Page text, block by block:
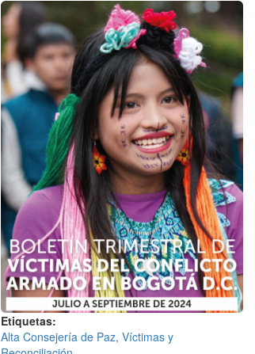
Etiquetas
Alta Consejería de Paz, Víctimas y